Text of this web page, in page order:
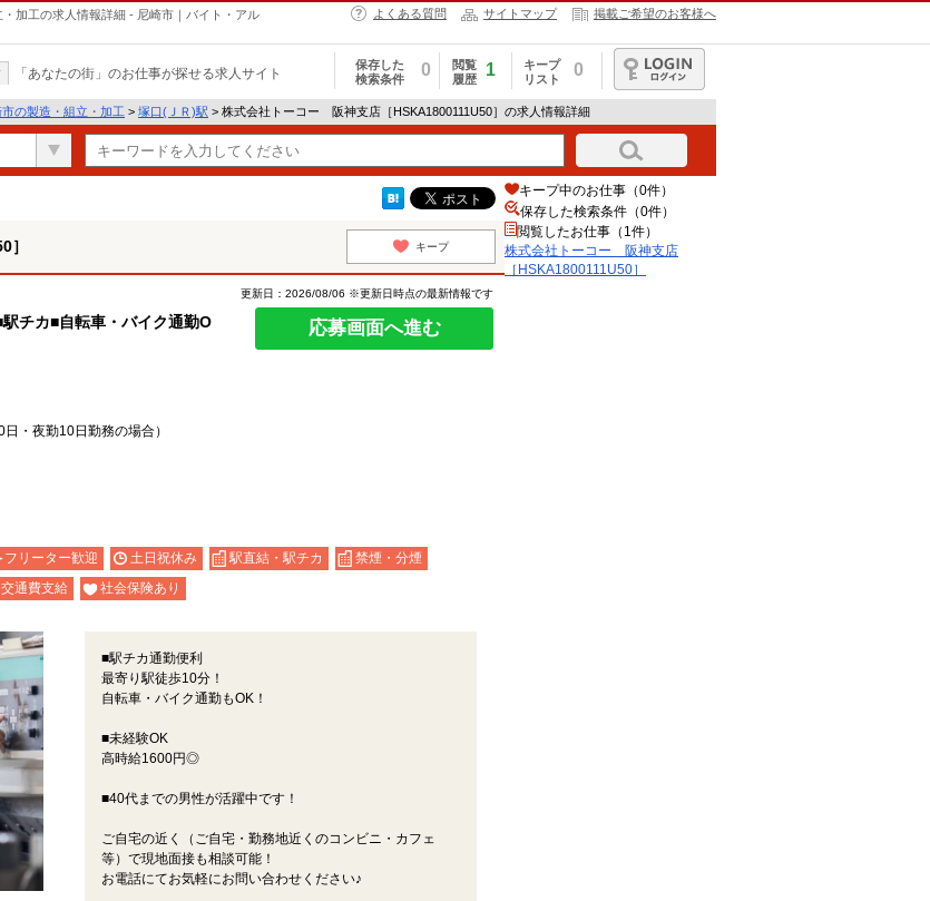
加工の求人情報詳細 - 尼崎市｜バイト・アル
よくある質問 サイトマップ 掲載ご希望のお客様へ
「あなたの街」のお仕事が探せる求人サイト
保存した
検索条件
0
閲覧
履歴
1
キープ
リスト
0
ログイン
市の製造・組立・加工 > 塚口(ＪＲ)駅 > 株式会社トーコー 阪神支店［HSKA1800111U50］の求人情報詳細
］ キープ
チカ■自転車・バイク通勤O
更新日：2026/08/06 ※更新日時点の最新情報です
応募画面へ進む
・夜勤10日勤務の場合）
フリーター歓迎 土日祝休み 駅直結・駅チカ
禁煙・分煙
交通費支給 社会保険あり
■駅チカ通勤便利
最寄り駅徒歩10分！
自転車・バイク通勤もOK！
■未経験OK
高時給1600円◎
■40代までの男性が活躍中です！
ご自宅の近く（ご自宅・勤務地近くのコンビニ・カフェ
等）で現地面接も相談可能！
お電話にてお気軽にお問い合わせください♪
キープ中のお仕事（0件）
保存した検索条件（0件）
閲覧したお仕事（1件）
株式会社トーコー 阪神支店
［HSKA1800111U50］